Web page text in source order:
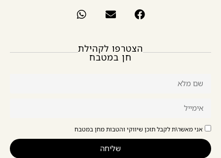
הצטרפו לקהילת
חן במטבח
אני מאשר\ת לקבל תוכן שיווקי והטבות מחן במטבח
שליחה